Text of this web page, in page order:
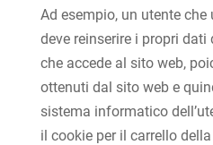
Ad esempio, un utente
deve reinserire i propri
che accede al sito web,
ottenuti dal sito web e
sistema informatico
il cookie per il carrello